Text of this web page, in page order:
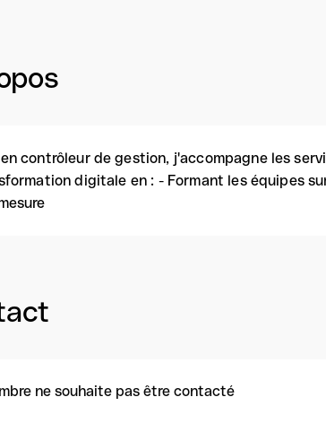
contrôleur de gestion, j'accompagne les
digitale en : - Formant les équipes
ne souhaite pas être contacté